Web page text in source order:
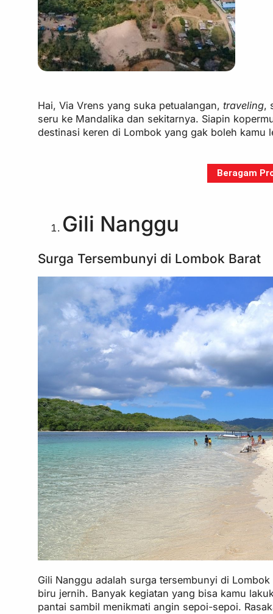
Hai, Via Vrens yang suka petualangan,traveling,
seru ke Mandalika dan sekitarnya. Siapin
destinasi keren di Lombok yang gak boleh kamu
Beragam
Gili Nanggu
Surga Tersembunyi di Lombok Barat
Gili Nanggu adalah surga tersembunyi di
biru jernih. Banyak kegiatan yang bisa kamu
pantai sambil menikmati angin sepoi-sepoi.